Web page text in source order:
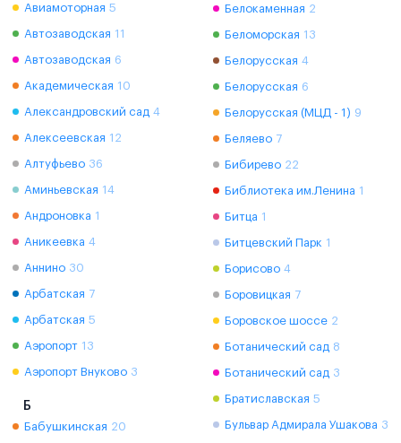
Авиамоторная 5
Автозаводская 11
Автозаводская 6
Академическая 10
Александровский сад 4
Алексеевская 12
Алтуфьево 36
Аминьевская 14
Андроновка 1
Аникеевка 4
Аннино 30
Арбатская 7
Арбатская 5
Аэропорт 13
Аэропорт Внуково 3
Б
Бабушкинская 20
Белокаменная 2
Беломорская 13
Белорусская 4
Белорусская 6
Белорусская (МЦД - 1) 9
Беляево 7
Бибирево 22
Библиотека им.Ленина 1
Битца 1
Битцевский Парк 1
Борисово 4
Боровицкая 7
Боровское шоссе 2
Ботанический сад 8
Ботанический сад 3
Братиславская 5
Бульвар Адмирала Ушакова 3